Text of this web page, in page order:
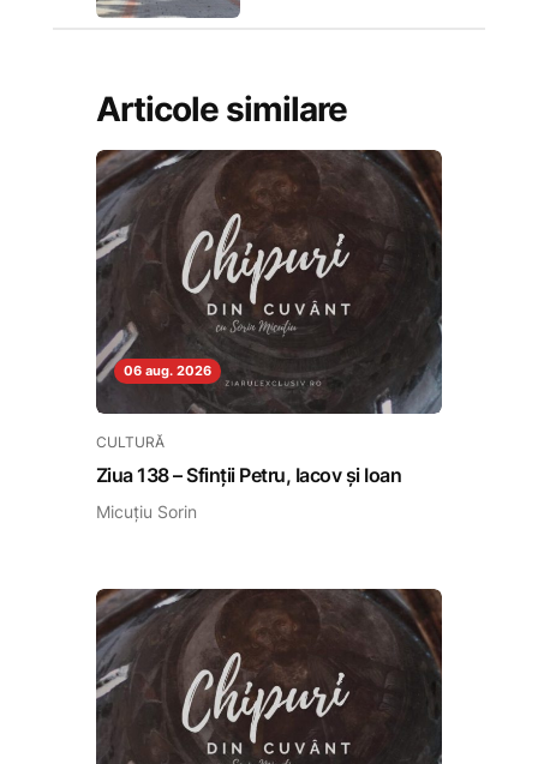
Articole similare
06 aug. 2026
CULTURĂ
Ziua 138 – Sfinții Petru, Iacov și Ioan
Micuțiu Sorin